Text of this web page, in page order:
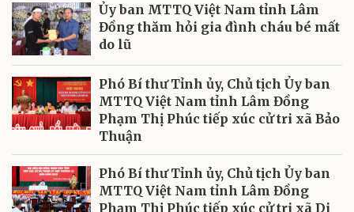
Ủy ban MTTQ Việt Nam tỉnh Lâm
Đồng thăm hỏi gia đình cháu bé mất
do lũ
Phó Bí thư Tỉnh ủy, Chủ tịch Ủy ban
MTTQ Việt Nam tỉnh Lâm Đồng
Phạm Thị Phúc tiếp xúc cử tri xã Bảo
Thuận
Phó Bí thư Tỉnh ủy, Chủ tịch Ủy ban
MTTQ Việt Nam tỉnh Lâm Đồng
Phạm Thị Phúc tiếp xúc cử tri xã Di